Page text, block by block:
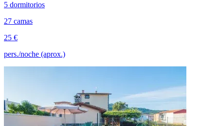
5 dormitorios
27 camas
25 €
pers./noche (aprox.)